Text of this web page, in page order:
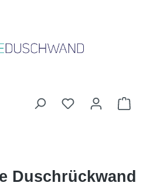
Du hast 0
Duschrückwand